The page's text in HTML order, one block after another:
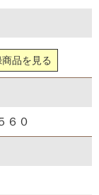
品を見る
６０